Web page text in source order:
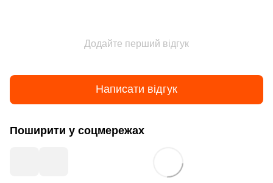
Додайте перший відгук
Написати відгук
Поширити у соцмережах